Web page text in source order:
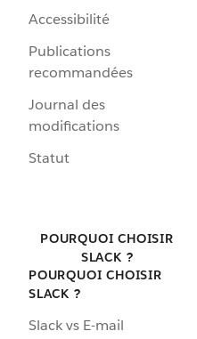
Accessibilité
Publications
recommandées
Journal des
modifications
Statut
POURQUOI CHOISIR
SLACK ?
POURQUOI CHOISIR
SLACK ?
Slack vs E-mail